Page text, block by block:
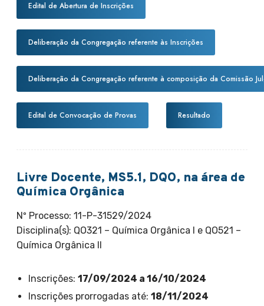
Edital de Abertura de Inscrições
Deliberação da Congregação referente às Inscrições
Deliberação da Congregação referente à composição da Comissão
Edital de Convocação de Provas Resultado
Livre Docente, MS5.1, DQO, na área de
Química Orgânica
Nº Processo: 11-P-31529/2024
Disciplina(s): QO321 – Química Orgânica I e QO521 –
Química Orgânica II
Inscrições: 17/09/2024 a 16/10/2024
Inscrições prorrogadas até: 18/11/2024